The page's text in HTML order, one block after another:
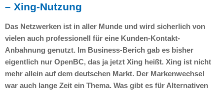
– Xing-Nutzung
Das Netzwerken ist in aller Munde und wird sicherlich von
vielen auch professionell für eine Kunden-Kontakt-
Anbahnung genutzt. Im Business-Berich gab es bisher
eigentlich nur OpenBC, das ja jetzt Xing heißt. Xing ist nicht
mehr allein auf dem deutschen Markt. Der Markenwechsel
war auch lange Zeit ein Thema. Was gibt es für Alternativen